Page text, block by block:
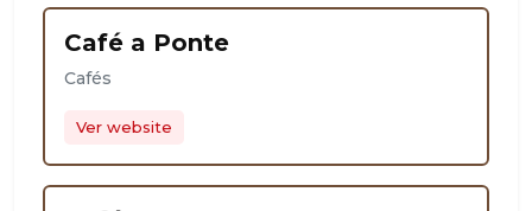
Café a Ponte
Cafés
Ver website